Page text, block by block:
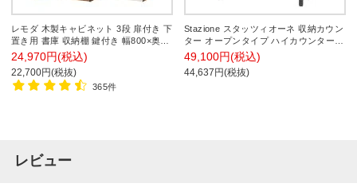
レモダ 木製キャビネット 3段 扉付き 下
置き用 書庫 収納棚 鍵付き 幅800×奥行
443×高さ1098mm (アジャスター使用
時1106mm)
24,970円(税込)
22,700円(税抜)
365件
Stazione スタッツィオーネ 収納カウン
ター オープンタイプ ハイカウンター 3
段 カフェカウンター 配線用切り欠き
休憩室 間仕切収納 幅1000×奥行400×高
さ1000mm
49,100円(税込)
44,637円(税抜)
レビュー